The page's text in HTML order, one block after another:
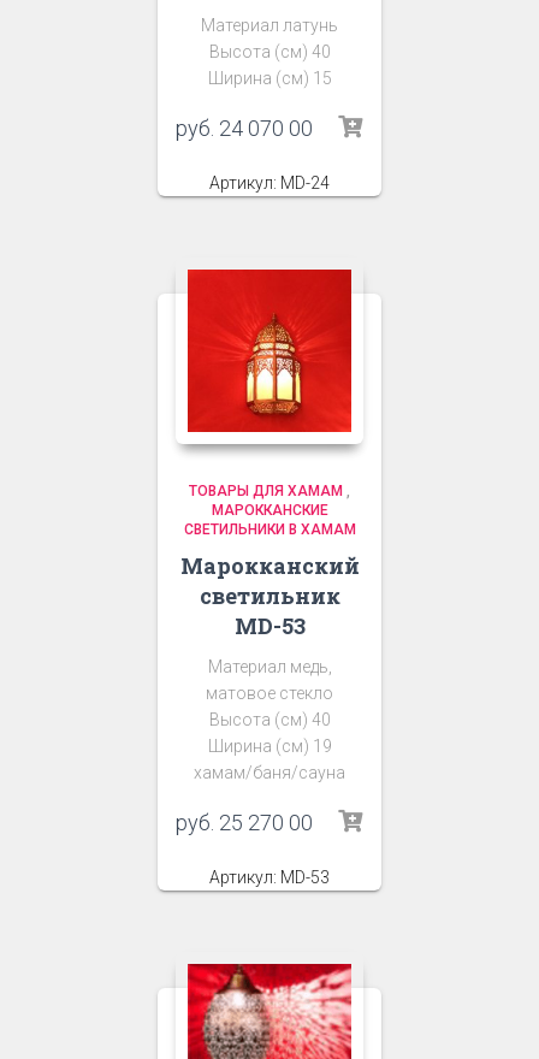
Материал латунь
Высота (см) 40
Ширина (см) 15
руб. 24 070 00
Артикул: MD-24
ТОВАРЫ ДЛЯ ХАМАМ ,
МАРОККАНСКИЕ
СВЕТИЛЬНИКИ В ХАМАМ
Марокканский
светильник
MD-53
Материал медь,
матовое стекло
Высота (см) 40
Ширина (см) 19
хамам/баня/сауна
руб. 25 270 00
Артикул: MD-53